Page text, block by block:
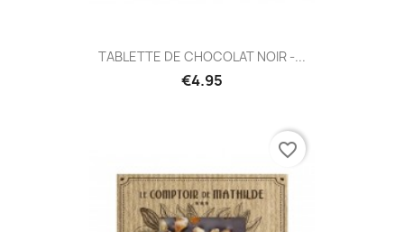
TABLETTE DE CHOCOLAT NOIR -...
€4.95
favorite_border